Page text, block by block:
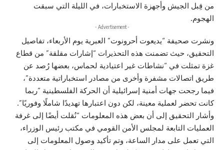
من قِبل الجيش وأجهزة الاستخبارات، في الليلة التي سبقت
الهجوم.
- Advertisement -
ونشرت صحيفة “يديعوت أحرونوت” العبرية يوم الأربعاء، تفاصيل
التحقيق، حيث تضمنت هذه التحذيرات “إشارات مقلقة” من قطاع
غزة تمثلت في “نشاطات غير اعتيادية لحماس، بعضها رُصد عن
طريق اتصالات مشفرة وأخرى من مصادر استخباراتية متعددة”،
فيما رجحت جهات أمنية إسرائيلية أن الحركة الفلسطينية “ربما
كانت تحضر لعملية معينة، لكن دون اعتبارها تهديدًا شاملًا وفوريًا”.
وأشار التحقيق إلى أن بعض هذه المعلومات “نُقلت أيضًا إلى غرفة
العمليات التابعة لمجلس الأمن القومي في مكتب رئيس الوزراء،
التي تعمل على مدار الساعة، وتم تأكيد وصول المعلومات إلى